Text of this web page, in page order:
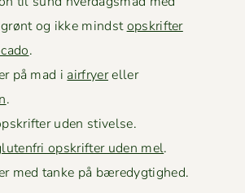
og ikke mindstopskrifter
.
på mad i air­fry­ereller
.
uden stivelse.
opskrifter uden mel.
med tanke på bæredygtighed.